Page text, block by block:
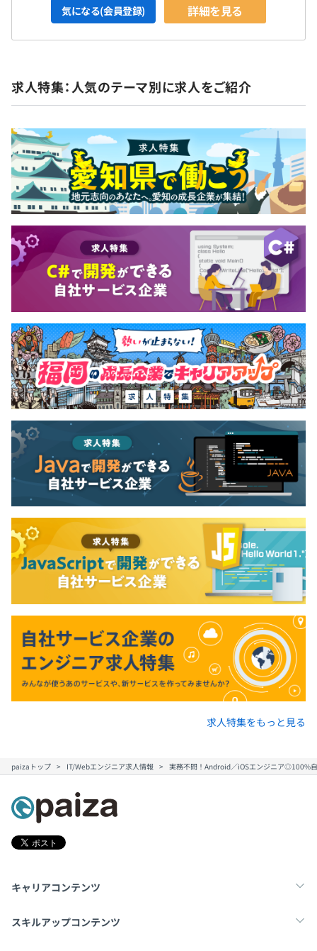
気になる(会員登録) 詳細を見る
求人特集：人気のテーマ別に求人をご紹介
求人特集をもっと見る
paizaトップ IT/Webエンジニア求人情報 実務不問！Android／iOSエンジニア◎100%
キャリアコンテンツ
転職・キャリア
スキルアップコンテンツ